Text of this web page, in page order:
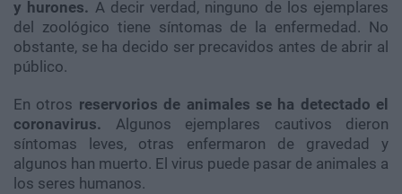
y hurones. A decir verdad, ninguno de los ejemplares
del zoológico tiene síntomas de la enfermedad. No
obstante, se ha decido ser precavidos antes de abrir al
público.
En otros reservorios de animales se ha detectado el
coronavirus. Algunos ejemplares cautivos dieron
síntomas leves, otras enfermaron de gravedad y
algunos han muerto. El virus puede pasar de animales a
los seres humanos.